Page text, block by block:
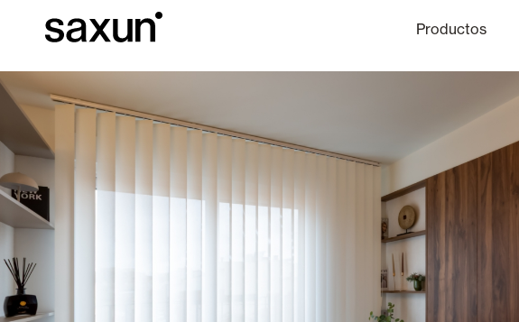
Productos
Hoteles, restaurantes y cafeterías Oficinas
Descargas Información Técnica
Sobre Nosotros Canal Ético